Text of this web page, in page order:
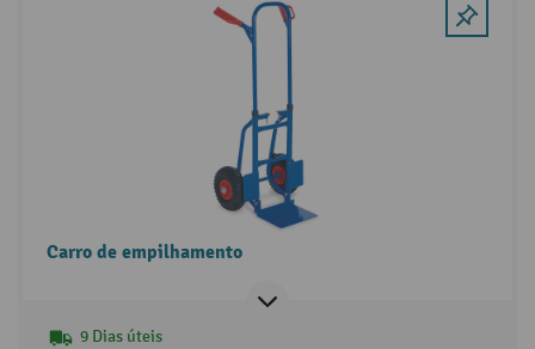
Carro de empilhamento
9 Dias úteis